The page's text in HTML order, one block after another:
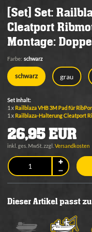
[Set] Set:
Cleatport
Montage:
Farbe: schwarz
schwarz grau
Set Inhalt:
1 x Railblaza VHB 3M Pad für
1 x Railblaza-Halterung Cleatport
26,95 EUR
inkl. ges. MwSt. zzgl. Versandkosten
Dieser Artikel passt